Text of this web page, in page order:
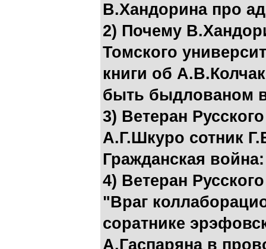
В.Хандорина про
2) Почему
Томского
книги об
быть быдлованом
3) Ветеран
А.Г.Шкуро сотник
Гражданская
4) Ветеран
"Враг
соратнике
А.Гаспаряна в